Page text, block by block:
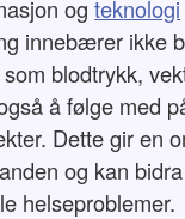
ogteknologi
innebærer ikke
blodtrykk,
å følge med
Dette gir en
og kan
helseproblemer.